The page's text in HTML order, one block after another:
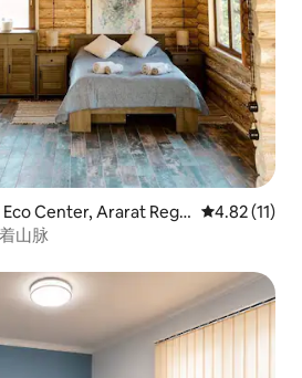
Center, Ararat Regio 平均评分
4.82 (11)
山脉